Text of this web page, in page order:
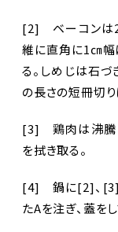
[2] ベーコンは2
維に直角に1㎝幅
る。しめじは石づ
の長さの短冊切り
[3] 鶏肉は沸騰
を拭き取る。
[4] 鍋に[2]、[3]
たAを注ぎ、蓋を